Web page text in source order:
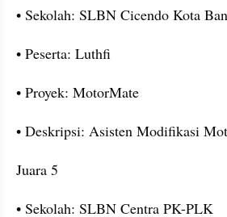
• Sekolah: SLBN Cicendo Kota
• Peserta: Luthfi
• Proyek: MotorMate
• Deskripsi: Asisten Modifikasi
Juara 5
• Sekolah: SLBN Centra PK-PLK